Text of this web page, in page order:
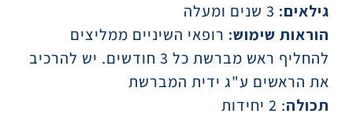
גילאים:
הוראות שימוש: רופאי השיניים ממליצים
להחליף ראש מברשת כל 3 חודשים. יש להרכיב
את הראשים ע"ג ידית המברשת
תכולה: 2 יחידות